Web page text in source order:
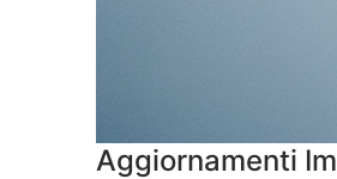
Aggiornamenti